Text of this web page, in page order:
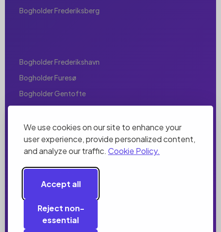
We use cookies on our site to enhance your
user experience, provide personalized content,
and analyze our traffic. Cookie Policy.
Accept all
Reject non-
essential
Bogholder Frederiksberg
Bogholder Frederikshavn
Bogholder Furesø
Bogholder Gentofte
Bogholder Glostrup
Bogholder Greve
Bogholder Helsingør
Bogholder Herlev
Bogholder Herning
Bogholder Hillerød
Bogholder Hjørring